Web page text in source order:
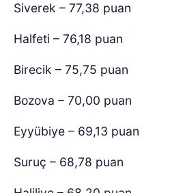
Siverek – 77,38 puan
Halfeti – 76,18 puan
Birecik – 75,75 puan
Bozova – 70,00 puan
Eyyübiye – 69,13 puan
Suruç – 68,78 puan